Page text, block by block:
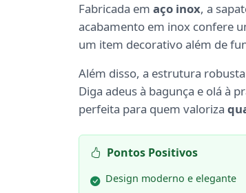
Fabricada em aço inox, a
acabamento em inox confere
um item decorativo além de
Além disso, a estrutura
Diga adeus à bagunça e olá à
perfeita para quem valoriza
Pontos Positivos
Design moderno e elegante